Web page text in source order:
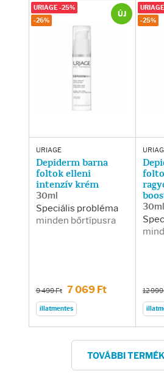
URIAGE
Depiderm barna
foltok elleni
intenzív krém
30ml
Speciális probléma
minden bőrtípusra
9 499 Ft 7 069 Ft
illatmentes
URIAGE -25%
-26%
ÚJ
30ml
12
-25%
TOVÁBBI